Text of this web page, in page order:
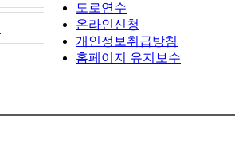
도로연수
온라인신청
개인정보취급방침
홈페이지 유지보수